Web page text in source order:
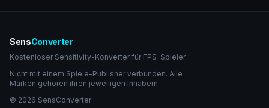
SensConverter
Kostenloser Sensitivity-Konverter für FPS-Spieler.
Nicht mit einem Spiele-Publisher verbunden. Alle
Marken gehören ihren jeweiligen Inhabern.
© 2026 SensConverter